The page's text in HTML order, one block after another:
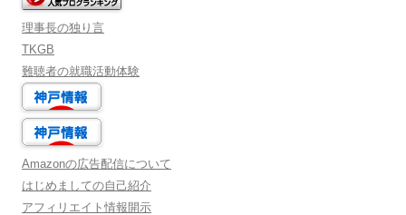
理事長の独り言
TKGB
難聴者の就職活動体験
Amazonの広告配信について
はじめましての自己紹介
アフィリエイト情報開示